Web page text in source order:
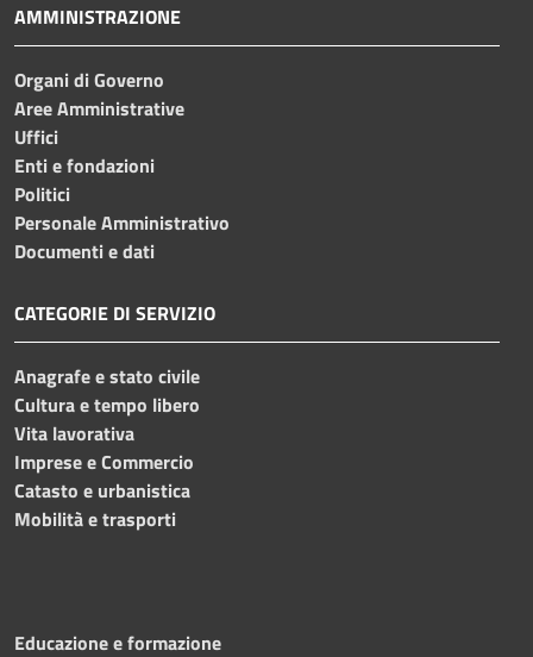
AMMINISTRAZIONE
Organi di Governo
Aree Amministrative
Uffici
Enti e fondazioni
Politici
Personale Amministrativo
Documenti e dati
CATEGORIE DI SERVIZIO
Anagrafe e stato civile
Cultura e tempo libero
Vita lavorativa
Imprese e Commercio
Catasto e urbanistica
Mobilità e trasporti
Educazione e formazione